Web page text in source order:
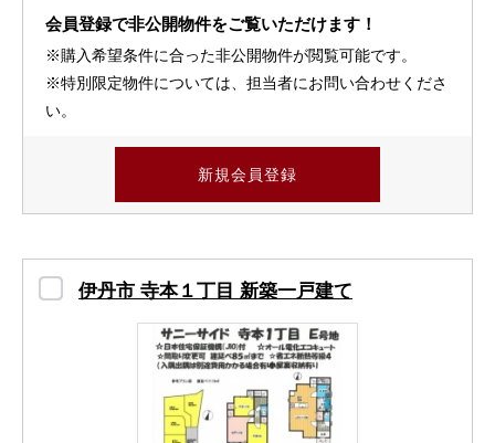
会員登録で非公開物件をご覧いただけます！
※購入希望条件に合った非公開物件が閲覧可能です。
※特別限定物件については、担当者にお問い合わせくださ
い。
新規会員登録
伊丹市 寺本１丁目 新築一戸建て